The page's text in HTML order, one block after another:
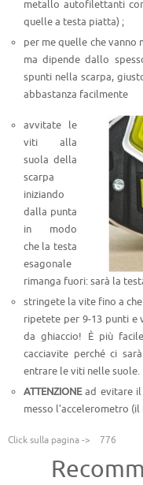
metallo autofilettanti
quelle a testa piatta) ;
per me quelle che vanno
ma dipende dallo
spunti nella scarpa,
abbastanza facilmente
avvitate le
viti alla
suola della
scarpa
iniziando
dalla punta
in modo
che la testa
esagonale
rimanga fuori: sarà la
stringete la vite fino a
ripetete per 9-13 punti
da ghiaccio! È più
cacciavite perché ci
entrare le viti nelle suole.
ATTENZIONEad evitare il
messo l’accelerometro
Click sulla pagina -> 776